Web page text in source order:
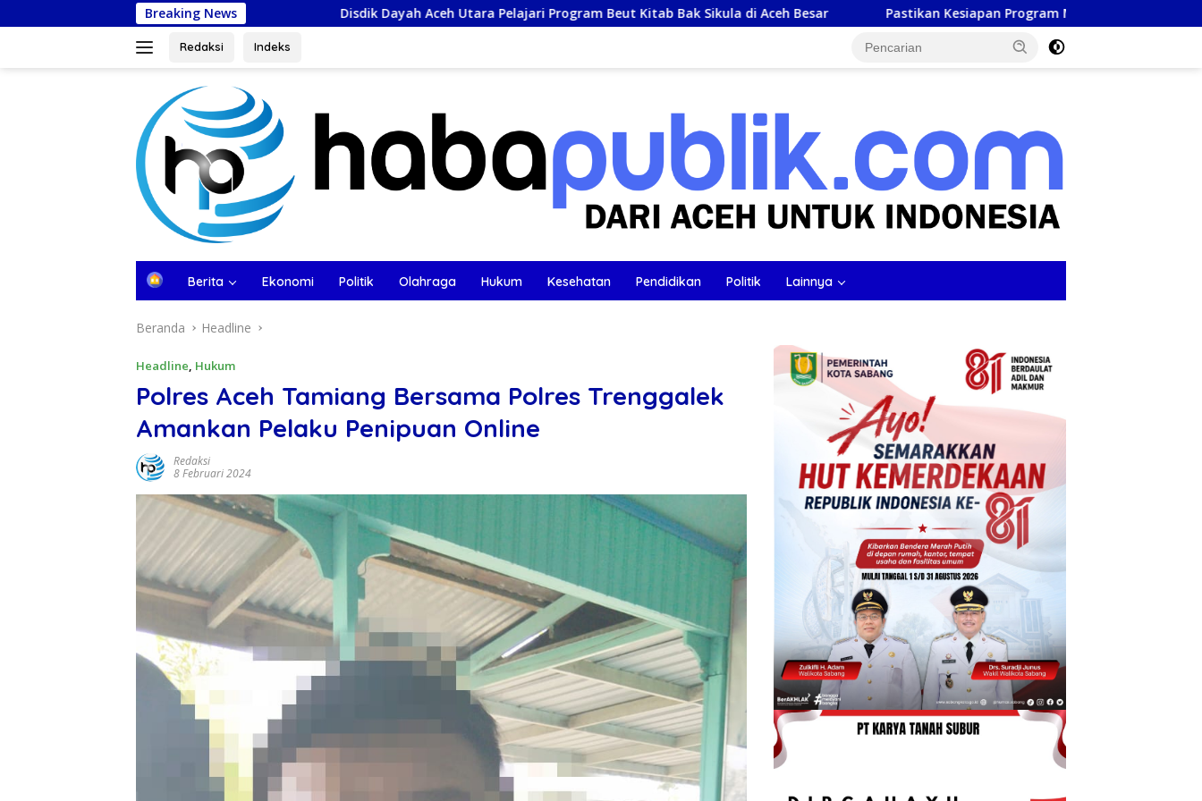
ke
Breaking News
Disdik Dayah Aceh Utara Pelajari Program Beut Kitab Bak Sikula di Aceh Besar Pastikan Kesiapan Program Makan Bergizi Gratis, Kapolres Aceh Barat
Redaksi Indeks
B
a
d
a
Berita Ekonomi Politik Olahraga Hukum Kesehatan Pendidikan Politik Lainnya
Beranda Headline
Headline Hukum
Polres Aceh Tamiang Bersama Polres Trenggalek
Amankan Pelaku Penipuan Online
Redaksi
8 Februari 2024